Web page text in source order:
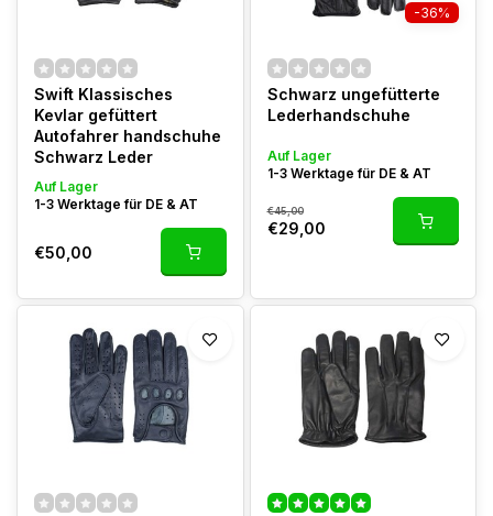
Swift Klassisches
Kevlar gefüttert
Autofahrer handschuhe
Schwarz Leder
Auf Lager
1-3 Werktage für DE & AT
€50,00
-36%
Schwarz ungefütterte
Lederhandschuhe
Auf Lager
1-3 Werktage für DE & AT
€45,00
€29,00